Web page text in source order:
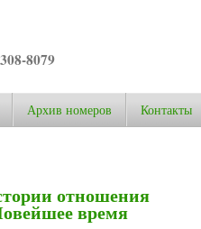
8079
Архив номеров Контакты
отношения
время